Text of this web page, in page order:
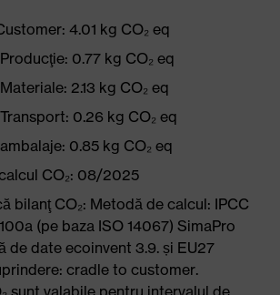
4.01 kg CO₂ eq
0.77 kg CO₂ eq
2.13 kg CO₂ eq
0.26 kg CO₂ eq
0.85 kg CO₂ eq
CO₂: 08/2025
bilanţ CO₂: Metodă de calcul: IPCC
(pe baza ISO 14067) SimaPro
de date ecoinvent 3.9. și EU27
cradle to customer.
sunt valabile pentru intervalul de